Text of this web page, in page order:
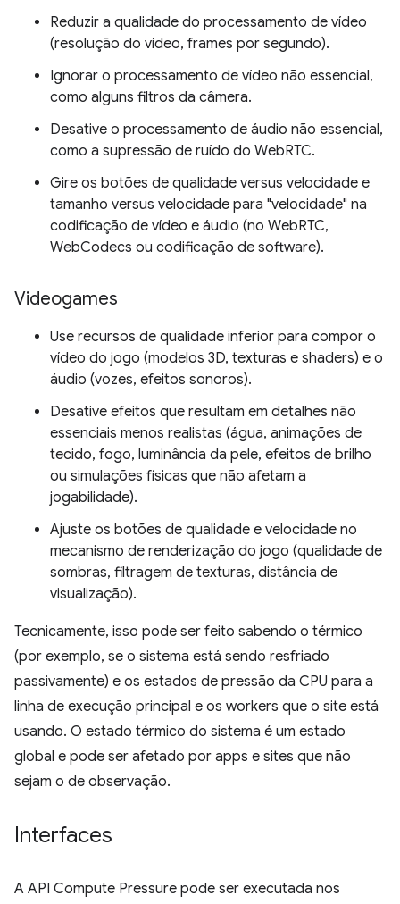
Reduzir a qualidade do processamento de vídeo
(resolução do vídeo, frames por segundo).
Ignorar o processamento de vídeo não essencial,
como alguns filtros da câmera.
Desative o processamento de áudio não essencial,
como a supressão de ruído do WebRTC.
Gire os botões de qualidade versus velocidade e
tamanho versus velocidade para "velocidade" na
codificação de vídeo e áudio (no WebRTC,
WebCodecs ou codificação de software).
Videogames
Use recursos de qualidade inferior para compor o
vídeo do jogo (modelos 3D, texturas e shaders) e o
áudio (vozes, efeitos sonoros).
Desative efeitos que resultam em detalhes não
essenciais menos realistas (água, animações de
tecido, fogo, luminância da pele, efeitos de brilho
ou simulações físicas que não afetam a
jogabilidade).
Ajuste os botões de qualidade e velocidade no
mecanismo de renderização do jogo (qualidade de
sombras, filtragem de texturas, distância de
visualização).
Tecnicamente, isso pode ser feito sabendo o térmico
(por exemplo, se o sistema está sendo resfriado
passivamente) e os estados de pressão da CPU para a
linha de execução principal e os workers que o site está
usando. O estado térmico do sistema é um estado
global e pode ser afetado por apps e sites que não
sejam o de observação.
Interfaces
A API Compute Pressure pode ser executada nos